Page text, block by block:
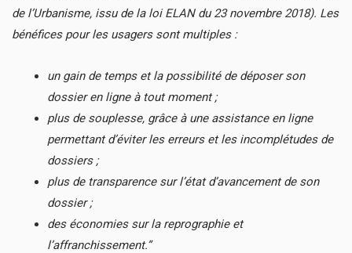
de l’Urbanisme, issu de la loi ELAN du 23 novembre 2018). Les
bénéfices pour les usagers sont multiples :
un gain de temps et la possibilité de déposer son
dossier en ligne à tout moment ;
plus de souplesse, grâce à une assistance en ligne
permettant d’éviter les erreurs et les incomplétudes de
dossiers ;
plus de transparence sur l’état d’avancement de son
dossier ;
des économies sur la reprographie et
l’affranchissement.”